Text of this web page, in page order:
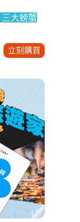
三大螃蟹
立刻購買